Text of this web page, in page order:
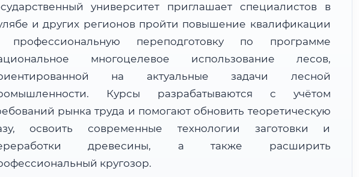
университет приглашает специалистов в
и других регионов пройти повышение квалификации
переподготовку по программе
многоцелевое использование лесов,
на актуальные задачи лесной
Курсы разрабатываются с учётом
рынка труда и помогают обновить теоретическую
освоить современные технологии заготовки и
древесины, а также расширить
кругозор.